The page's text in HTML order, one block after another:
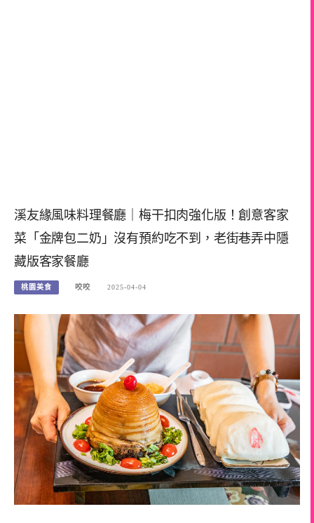
溪友緣風味料理餐廳｜梅干扣肉強化版！創意客家
菜「金牌包二奶」沒有預約吃不到，老街巷弄中隱
藏版客家餐廳
桃園美食 咬咬 2025-04-04